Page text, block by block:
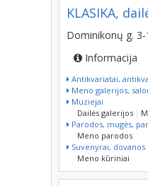
KLASIKA,
Dominikonų g. 3-
Informacija
Antikvariatai,
Meno galerijos,
Muziejai
Dailės galerijos
Parodos, mugės,
Meno parodos
Suvenyrai, dovanos
Meno kūriniai